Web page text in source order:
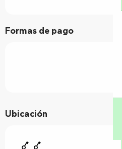
Formas de pago
Ubicación